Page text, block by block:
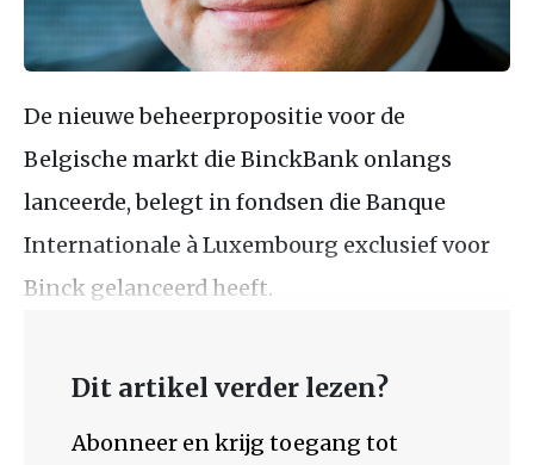
De nieuwe beheerpropositie voor de
Belgische markt die BinckBank onlangs
lanceerde, belegt in fondsen die Banque
Internationale à Luxembourg exclusief voor
Binck gelanceerd heeft.
Dit artikel verder lezen?
Abonneer en krijg toegang tot